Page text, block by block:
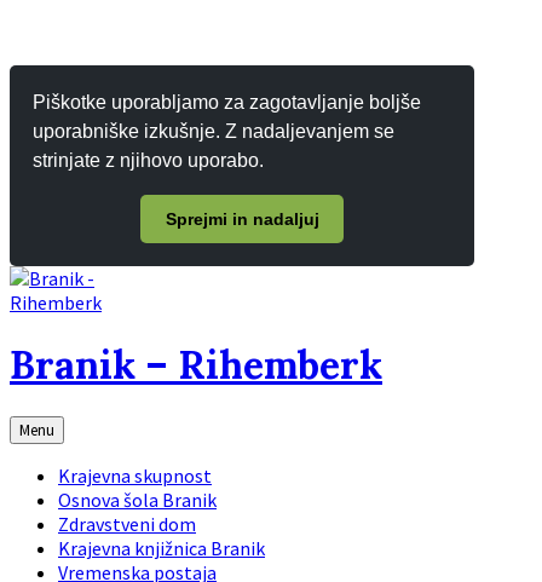
Piškotke uporabljamo za zagotavljanje boljše
uporabniške izkušnje. Z nadaljevanjem se
strinjate z njihovo uporabo.
Sprejmi in nadaljuj
Branik – Rihemberk
Menu
Krajevna skupnost
Osnova šola Branik
Zdravstveni dom
Krajevna knjižnica Branik
Vremenska postaja